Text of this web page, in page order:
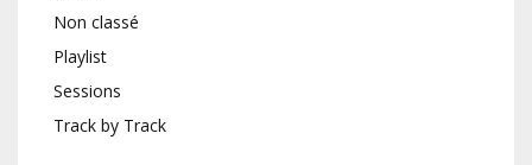
Non classé
Playlist
Sessions
Track by Track